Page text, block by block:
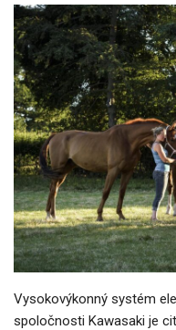
Vysokovýkonný systém
spoločnosti Kawasaki je